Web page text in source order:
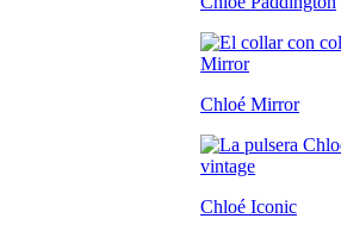
Chloé Mirror
Chloé Iconic